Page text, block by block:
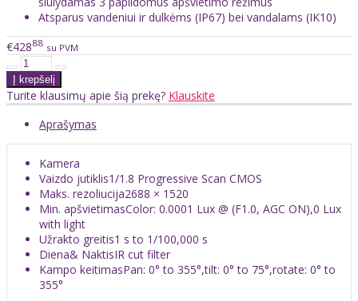
Atsparus vandeniui ir dulkėms (IP67) bei vandalams (IK10)
€42888 su PVM
Turite klausimų apie šią prekę? Klauskite
Aprašymas
Kamera
Vaizdo jutiklis1/1.8 Progressive Scan CMOS
Maks. rezoliucija2688 × 1520
Min. apšvietimasColor: 0.0001 Lux @ (F1.0, AGC ON),0 Lux
with light
Užrakto greitis1 s to 1/100,000 s
Diena& NaktisIR cut filter
Kampo keitimasPan: 0° to 355°,tilt: 0° to 75°,rotate: 0° to
355°